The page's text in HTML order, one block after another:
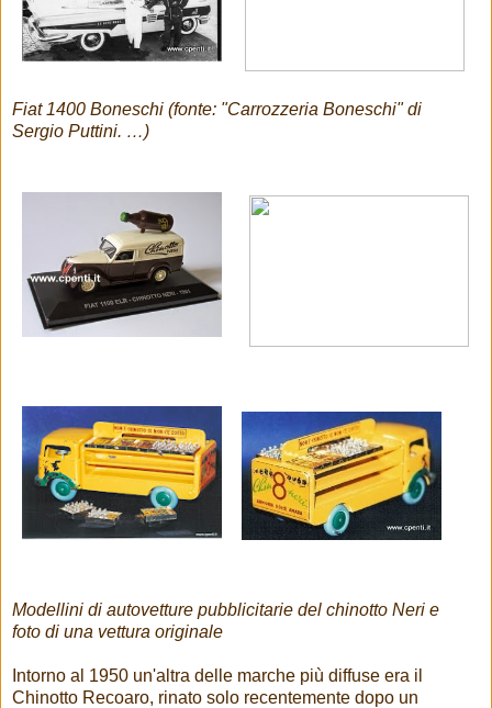
Fiat 1400 Boneschi (fonte: "Carrozzeria Boneschi" di
Sergio Puttini. …)
Modellini di autovetture pubblicitarie del chinotto Neri e
foto di una vettura originale
Intorno al 1950 un'altra delle marche più diffuse era il
Chinotto Recoaro, rinato solo recentemente dopo un